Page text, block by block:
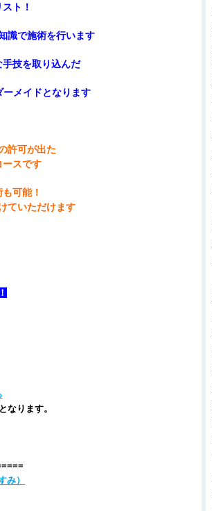
ト！
識で施術を行います
技を取り込んだ
メイドとなります
許可が出た
ースです
可能！
ていただけます
なります。
）